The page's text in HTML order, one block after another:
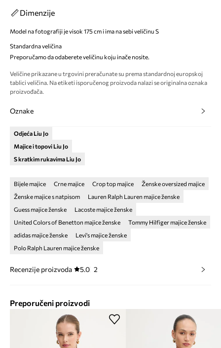
Dimenzije
Model na fotografiji je visok 175 cm i ima na sebi veličinu S
Standardna veličina
Preporučamo da odaberete veličinu koju inače nosite.
Veličine prikazane u trgovini preračunate su prema standardnoj europskoj
tablici veličina. Na etiketi isporučenog proizvoda nalazi se originalna oznaka
proizvođača.
Oznake
Odjeća Liu Jo
Majice i topovi Liu Jo
S kratkim rukavima Liu Jo
Bijele majice Crne majice Crop top majice
Ženske oversized majice
Ženske majice s natpisom
Lauren Ralph Lauren majice ženske
Guess majice ženske
Lacoste majice ženske
United Colors of Benetton majice ženske
Tommy Hilfiger majice ženske
adidas majice ženske
Levi's majice ženske
Polo Ralph Lauren majice ženske
Recenzije proizvoda 5.0 2
Preporučeni proizvodi